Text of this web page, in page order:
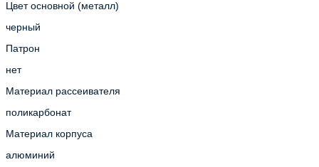
Цвет основной (металл)
черный
Патрон
нет
Материал рассеивателя
поликарбонат
Материал корпуса
алюминий